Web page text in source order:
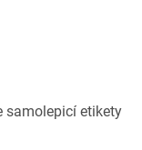
samolepicí etikety